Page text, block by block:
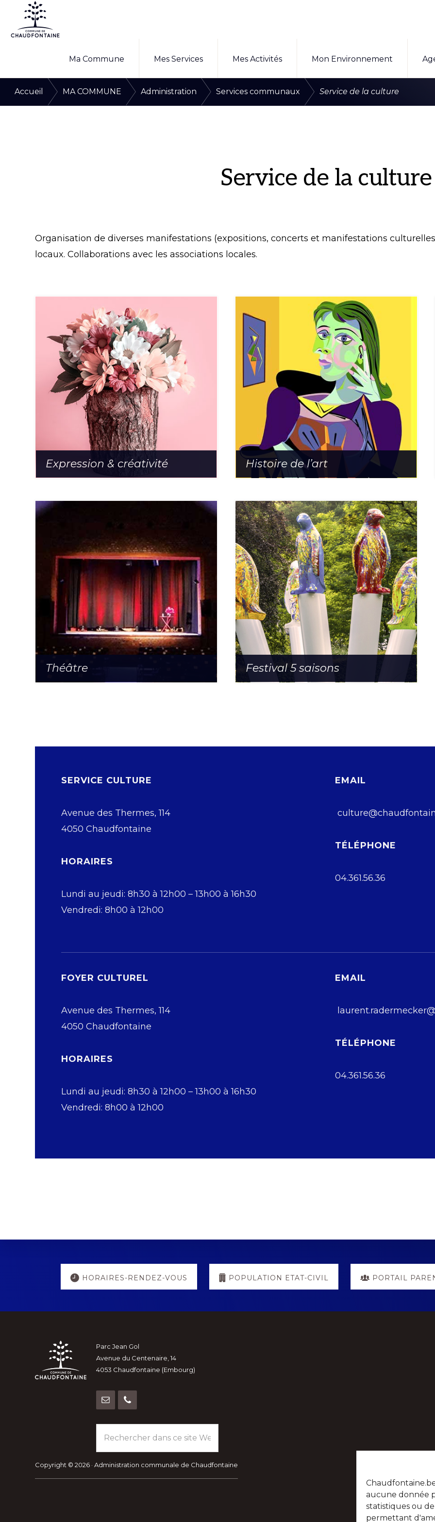
aucune donnée
statistiques ou
permettant
Passer
Passer
contenu
CHAUDFONTAINE
de
Ma Commune Mes Services Mes Activités Mon Environnement
Accueil MA COMMUNE Administration Services communaux Service de la culture
Service de la culture
Organisation de diverses manifestations (expositions, concerts et manifestations
locaux. Collaborations avec les associations locales.
Expression & créativité
Théâtre
Histoire de l’art
Festival 5 saisons
SERVICE CULTURE
Avenue des Thermes, 114
4050 Chaudfontaine
HORAIRES
Lundi au jeudi: 8h30 à 12h00 – 13h00 à 16h30
Vendredi: 8h00 à 12h00
EMAIL
TÉLÉPHONE
04.361.56.36
FOYER CULTUREL
Avenue des Thermes, 114
4050 Chaudfontaine
HORAIRES
Lundi au jeudi: 8h30 à 12h00 – 13h00 à 16h30
Vendredi: 8h00 à 12h00
EMAIL
TÉLÉPHONE
04.361.56.36
Explore
more
HORAIRES-RENDEZ-VOUS POPULATION ETAT-CIVIL PORTAIL
Footer
Parc Jean Gol
Avenue du Centenaire, 14
4053 Chaudfontaine (Embourg)
dans
ce
site
Copyright © 2026 · Administration communale de Chaudfontaine